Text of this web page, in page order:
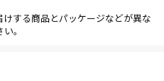
けする商品とパッケージなどが異な
。